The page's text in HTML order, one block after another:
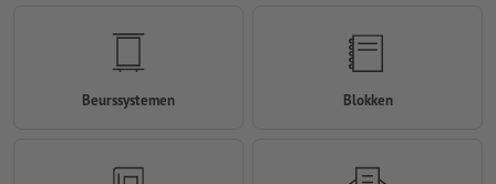
Beurssystemen Blokken